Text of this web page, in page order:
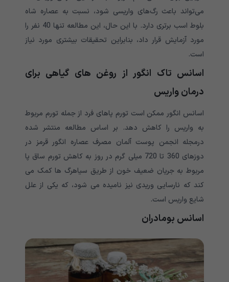
می‌تواند باعث رگ‌های واریسی شود، نسبت به عصاره شاه
بلوط اسب برتری دارد. با این حال، این مطالعه تنها 40 نفر را
مورد آزمایش قرار داد، بنابراین تحقیقات بیشتری مورد نیاز
است.
اسانس تاک انگور از روغن های گیاهی برای
درمان واریس
اسانس انگور ممکن است تورم پاهای فرد از جمله تورم مربوط
به واریس را کاهش دهد. بر اساس مطالعه منتشر شده
درمجله انجمن پوست آلمان مصرف عصاره انگور قرمز در
دوزهای 360 تا 720 میلی گرم در روز به کاهش تورم ساق پا
مربوط به جریان ضعیف خون از طریق سیاهرگ ها کمک می
کند که نارسایی وریدی نیز نامیده می شود، که یکی از علل
شایع واریس است.
اسانس بومادران